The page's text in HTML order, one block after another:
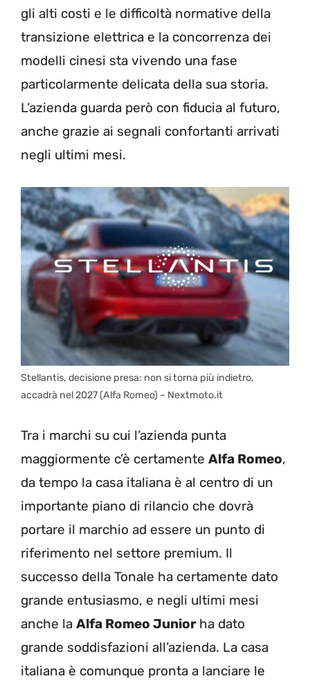
gli alti costi e le difficoltà normative della
transizione elettrica e la concorrenza dei
modelli cinesi sta vivendo una fase
particolarmente delicata della sua storia.
L’azienda guarda però con fiducia al futuro,
anche grazie ai segnali confortanti arrivati
negli ultimi mesi.
Stellantis, decisione presa: non si torna più indietro,
accadrà nel 2027 (Alfa Romeo) – Nextmoto.it
Tra i marchi su cui l’azienda punta
maggiormente c’è certamente Alfa Romeo,
da tempo la casa italiana è al centro di un
importante piano di rilancio che dovrà
portare il marchio ad essere un punto di
riferimento nel settore premium. Il
successo della Tonale ha certamente dato
grande entusiasmo, e negli ultimi mesi
anche la Alfa Romeo Junior ha dato
grande soddisfazioni all’azienda. La casa
italiana è comunque pronta a lanciare le